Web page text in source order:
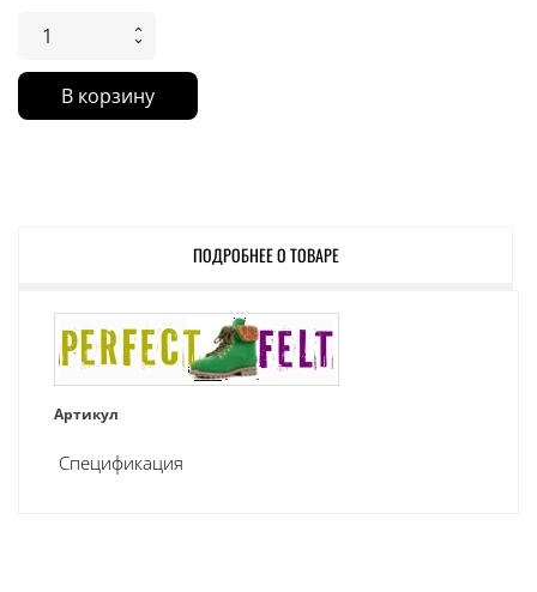
В корзину
ПОДРОБНЕЕ О ТОВАРЕ
Артикул
Спецификация